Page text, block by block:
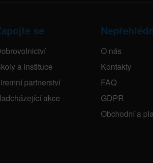
se
a instituce
partnerství
akce
O nás
Kontakty
FAQ
GDPR
Obchodní a